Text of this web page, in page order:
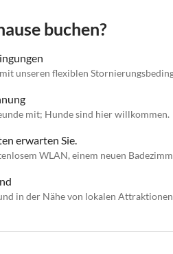
buchen?
unseren flexiblen
mit; Hunde sind hier willkommen.
erwarten Sie.
WLAN, einem neuen
in der Nähe von lokalen